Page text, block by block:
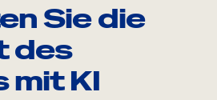
Sie die
des
mit KI